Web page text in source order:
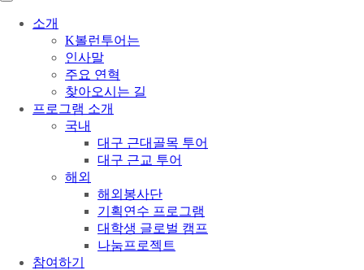
소개
K볼런투어는
인사말
주요 연혁
찾아오시는 길
프로그램 소개
국내
대구 근대골목 투어
대구 근교 투어
해외
해외봉사단
기획연수 프로그램
대학생 글로벌 캠프
나눔프로젝트
참여하기